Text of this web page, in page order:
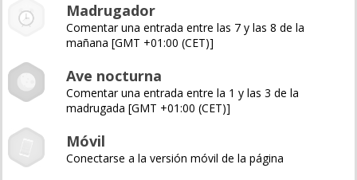
Madrugador
Comentar una entrada entre las 7 y las 8 de la
mañana [GMT +01:00 (CET)]
Ave nocturna
Comentar una entrada entre la 1 y las 3 de la
madrugada [GMT +01:00 (CET)]
Móvil
Conectarse a la versión móvil de la página